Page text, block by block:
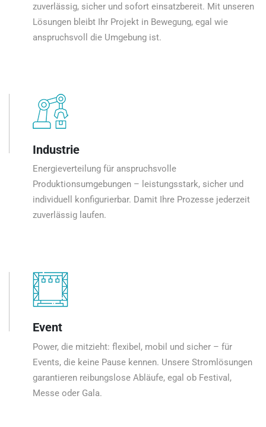
zuverlässig, sicher und sofort einsatzbereit. Mit unseren
Lösungen bleibt Ihr Projekt in Bewegung, egal wie
anspruchsvoll die Umgebung ist.
Industrie
Energieverteilung für anspruchsvolle
Produktionsumgebungen – leistungsstark, sicher und
individuell konfigurierbar. Damit Ihre Prozesse jederzeit
zuverlässig laufen.
Event
Power, die mitzieht: flexibel, mobil und sicher – für
Events, die keine Pause kennen. Unsere Stromlösungen
garantieren reibungslose Abläufe, egal ob Festival,
Messe oder Gala.